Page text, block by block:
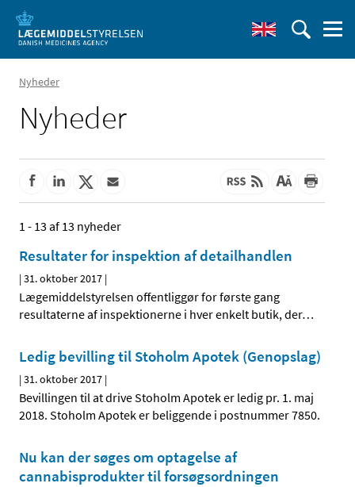
Nyheder
Nyheder
1 - 13 af 13 nyheder
Resultater for inspektion af detailhandlen
|31. oktober 2017 |
Lægemiddelstyrelsen offentliggør for første gang
resultaterne af inspektionerne i hver enkelt butik, der…
Ledig bevilling til Stoholm Apotek (Genopslag)
|31. oktober 2017 |
Bevillingen til at drive Stoholm Apotek er ledig pr. 1. maj
2018. Stoholm Apotek er beliggende i postnummer 7850.
Nu kan der søges om optagelse af
cannabisprodukter til forsøgsordningen